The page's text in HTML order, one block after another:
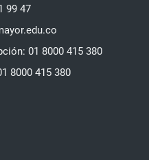
99 47
01 8000 415 380
8000 415 380